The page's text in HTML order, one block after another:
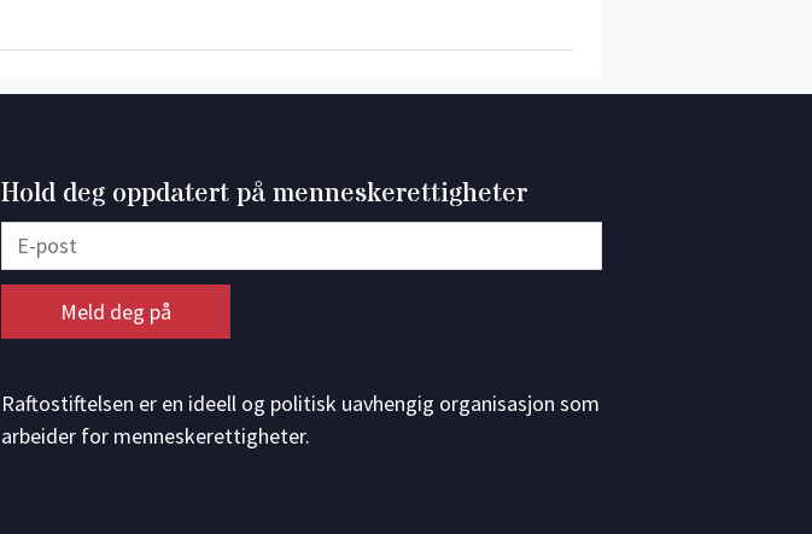
Hold deg oppdatert på menneskerettigheter
Raftostiftelsen er en ideell og politisk uavhengig organisasjon som
arbeider for menneskerettigheter.